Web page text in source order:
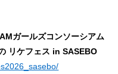
ガールズコンソーシアム
リケフェス in SASEBO